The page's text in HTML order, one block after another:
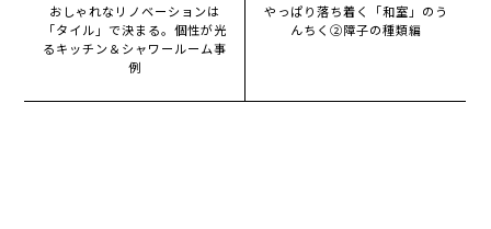
おしゃれなリノベーションは
「タイル」で決まる。個性が光
るキッチン＆シャワールーム事
例
やっぱり落ち着く「和室」のう
んちく②障子の種類編